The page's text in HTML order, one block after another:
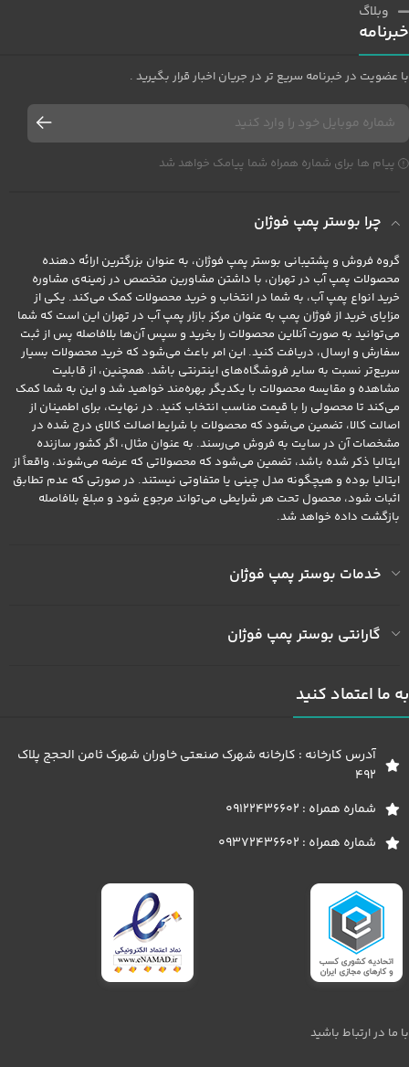
وبلاگ
خبرنامه
با عضویت در خبرنامه سریع تر در جریان اخبار قرار بگیرید .
پیام ها برای شماره همراه شما پیامک خواهد شد
چرا بوستر پمپ فوژان
گروه فروش و پشتیبانی بوستر پمپ فوژان، به عنوان بزرگترین ارائه دهنده
محصولات پمپ آب در تهران، با داشتن مشاورین متخصص در زمینه‌ی مشاوره
خرید انواع پمپ آب، به شما در انتخاب و خرید محصولات کمک می‌کند. یکی از
مزایای خرید از فوژان پمپ به عنوان مرکز بازار پمپ آب در تهران این است که شما
می‌توانید به صورت آنلاین محصولات را بخرید و سپس آن‌ها بلافاصله پس از ثبت
سفارش و ارسال، دریافت کنید. این امر باعث می‌شود که خرید محصولات بسیار
سریع‌تر نسبت به سایر فروشگاه‌های اینترنتی باشد. همچنین، از قابلیت
مشاهده و مقایسه محصولات با یکدیگر بهره‌مند خواهید شد و این به شما کمک
می‌کند تا محصولی را با قیمت مناسب انتخاب کنید. در نهایت، برای اطمینان از
اصالت کالا، تضمین می‌شود که محصولات با شرایط اصالت کالای درج شده در
مشخصات آن در سایت به فروش می‌رسند. به عنوان مثال، اگر کشور سازنده
ایتالیا ذکر شده باشد، تضمین می‌شود که محصولاتی که عرضه می‌شوند، واقعاً از
ایتالیا بوده و هیچگونه مدل چینی یا متفاوتی نیستند. در صورتی که عدم تطابق
اثبات شود، محصول تحت هر شرایطی می‌تواند مرجوع شود و مبلغ بلافاصله
بازگشت داده خواهد شد.
خدمات بوستر پمپ فوژان
گارانتی بوستر پمپ فوژان
به ما اعتماد کنید
آدرس کارخانه : کارخانه شهرک صنعتی خاوران شهرک ثامن الحجج پلاک
492
شماره همراه : 09122436602
شماره همراه : 09372436602
با ما در ارتباط باشید